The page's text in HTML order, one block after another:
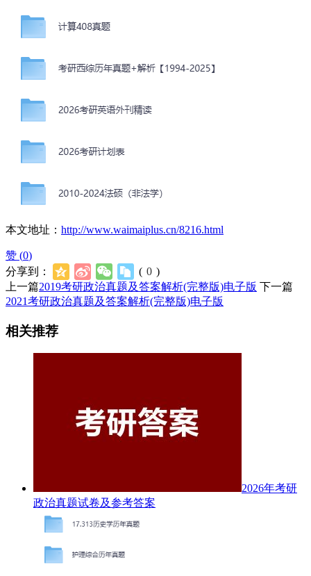
本文地址： http://www.waimaiplus.cn/8216.html
赞 (0)
分享到：
( 0 )
上一篇2019考研政治真题及答案解析(完整版)电子版 下一篇
2021考研政治真题及答案解析(完整版)电子版
相关推荐
2026年考研
政治真题试卷及参考答案